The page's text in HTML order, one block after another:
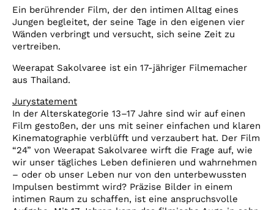
Ein berührender Film, der den intimen Alltag eines
Jungen begleitet, der seine Tage in den eigenen vier
Wänden verbringt und versucht, sich seine Zeit zu
vertreiben.
Weerapat Sakolvaree ist ein 17-jähriger Filmemacher
aus Thailand.
Jurystatement
In der Alterskategorie 13–17 Jahre sind wir auf einen
Film gestoßen, der uns mit seiner einfachen und klaren
Kinematographie verblüfft und verzaubert hat. Der Film
“24” von Weerapat Sakolvaree wirft die Frage auf, wie
wir unser tägliches Leben definieren und wahrnehmen
– oder ob unser Leben nur von den unterbewussten
Impulsen bestimmt wird? Präzise Bilder in einem
intimen Raum zu schaffen, ist eine anspruchsvolle